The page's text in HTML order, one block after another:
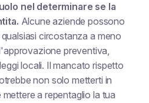
nel determinare se la
Alcune aziende possono
circostanza a meno
preventiva,
locali. Il mancato rispetto
non solo metterti in
a repentaglio la tua